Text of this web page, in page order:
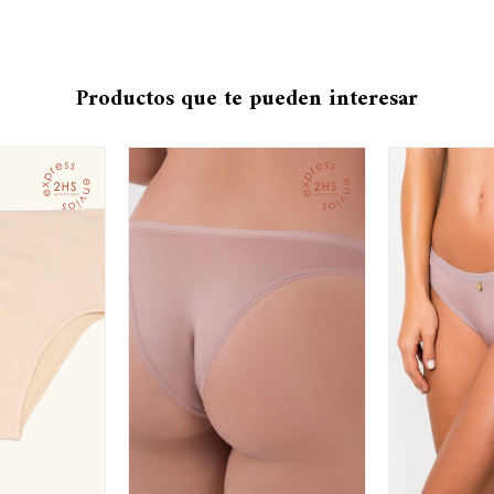
Productos que te pueden interesar